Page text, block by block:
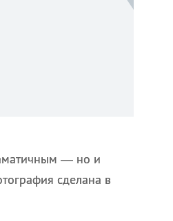
— но и
сделана в